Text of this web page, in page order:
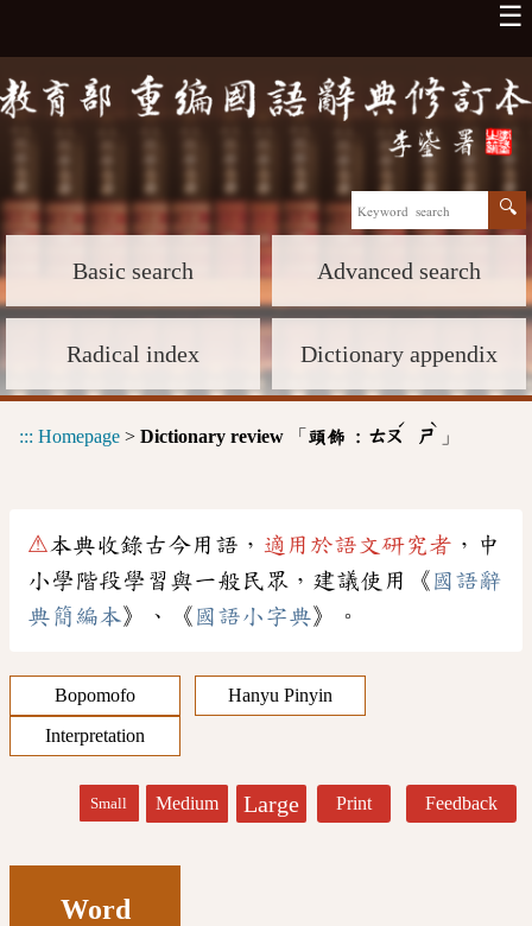
☰
Basic search Advanced search
Radical index Dictionary appendix
::: Homepage > Dictionary review 「 頭飾 : ㄊㄡ
ˊ
ㄕ
ˋ
」
⚠本典收錄古今用語， 適用於語文研究者 ，中
小學階段學習與一般民眾，建議使用《 國語辭
典簡編本》、《 國語小字典》。
Bopomofo
Hanyu Pinyin
Interpretation
Small Medium Large Print Feedback
Word